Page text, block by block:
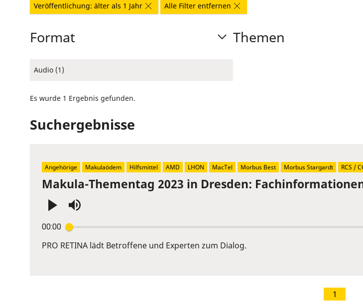
Veröffentlichung: älter als 1 Jahr
Alle Filter entfernen
Format
Audio (1)
Themen
Es wurde 1 Ergebnis gefunden.
Suchergebnisse
Makula-Thementag 2023 in Dresden:
00:00
Enter
or
PRO RETINA lädt Betroffene und Experten zum Dialog.
Angehörige Makulaödem Hilfsmittel AMD LHON MacTel Morbus Best Morbus Stargardt RCS /
1